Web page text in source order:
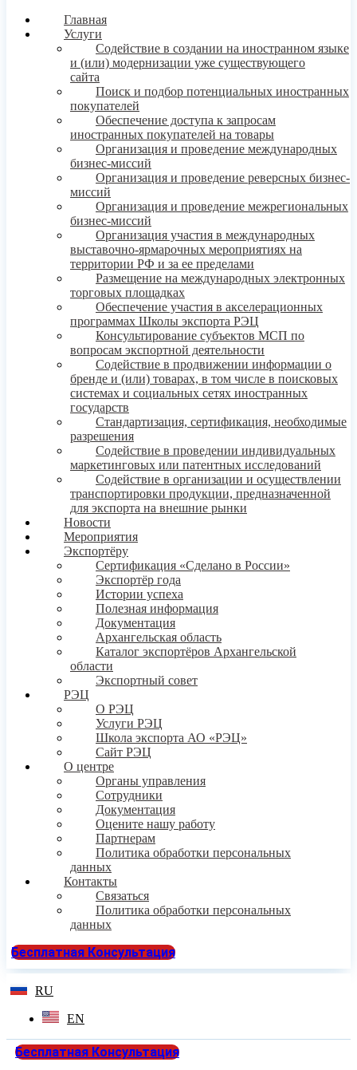
Главная
Услуги
Содействие в создании на иностранном языке
и (или) модернизации уже существующего
сайта
Поиск и подбор потенциальных иностранных
покупателей
Обеспечение доступа к запросам
иностранных покупателей на товары
Организация и проведение международных
бизнес-миссий
Организация и проведение реверсных бизнес-
миссий
Организация и проведение межрегиональных
бизнес-миссий
Организация участия в международных
выставочно-ярмарочных мероприятиях на
территории РФ и за ее пределами
Размещение на международных электронных
торговых площадках
Обеспечение участия в акселерационных
программах Школы экспорта РЭЦ
Консультирование субъектов МСП по
вопросам экспортной деятельности
Содействие в продвижении информации о
бренде и (или) товарах, в том числе в поисковых
системах и социальных сетях иностранных
государств
Стандартизация, сертификация, необходимые
разрешения
Содействие в проведении индивидуальных
маркетинговых или патентных исследований
Содействие в организации и осуществлении
транспортировки продукции, предназначенной
для экспорта на внешние рынки
Новости
Мероприятия
Экспортёру
Сертификация «Сделано в России»
Экспортёр года
Истории успеха
Полезная информация
Документация
Архангельская область
Каталог экспортёров Архангельской
области
Экспортный совет
РЭЦ
О РЭЦ
Услуги РЭЦ
Школа экспорта АО «РЭЦ»
Сайт РЭЦ
О центре
Органы управления
Сотрудники
Документация
Оцените нашу работу
Партнерам
Политика обработки персональных
данных
Контакты
Связаться
Политика обработки персональных
данных
Бесплатная Консультация
RU
EN
Бесплатная Консультация